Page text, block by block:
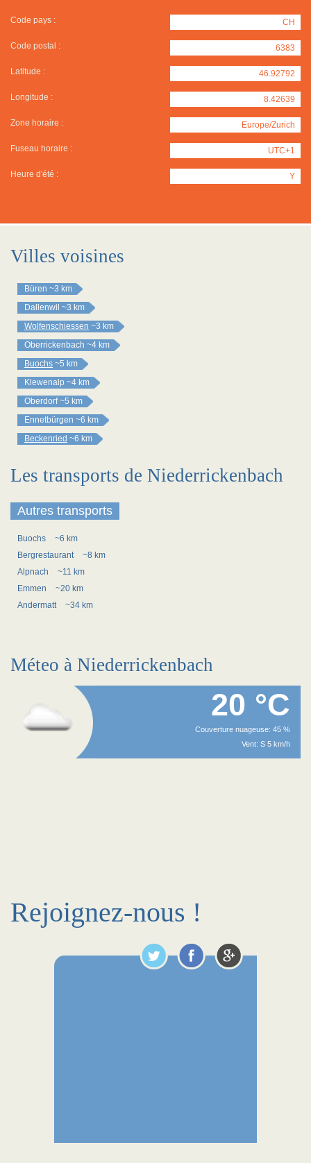
Code pays : CH
Code postal : 6383
Latitude : 46.92792
Longitude : 8.42639
Zone horaire : Europe/Zurich
Fuseau horaire : UTC+1
Heure d'été : Y
Villes voisines
Büren ~3 km
Dallenwil ~3 km
Wolfenschiessen ~3 km
Oberrickenbach ~4 km
Buochs ~5 km
Klewenalp ~4 km
Oberdorf ~5 km
Ennetbürgen ~6 km
Beckenried ~6 km
Les transports de Niederrickenbach
Autres transports
Buochs
~6 km
Bergrestaurant
~8 km
Alpnach
~11 km
Emmen
~20 km
Andermatt
~34 km
Méteo à Niederrickenbach
20 °C
Couverture nuageuse: 45 %
Vent: S 5 km/h
Rejoignez-nous !